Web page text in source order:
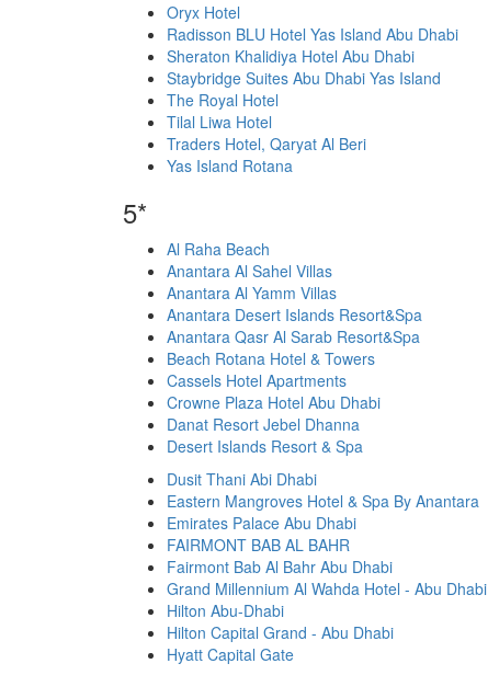
Oryx Hotel
Radisson BLU Hotel Yas Island Abu Dhabi
Sheraton Khalidiya Hotel Abu Dhabi
Staybridge Suites Abu Dhabi Yas Island
The Royal Hotel
Tilal Liwa Hotel
Traders Hotel, Qaryat Al Beri
Yas Island Rotana
5*
Al Raha Beach
Anantara Al Sahel Villas
Anantara Al Yamm Villas
Anantara Desert Islands Resort&Spa
Anantara Qasr Al Sarab Resort&Spa
Beach Rotana Hotel & Towers
Cassels Hotel Apartments
Crowne Plaza Hotel Abu Dhabi
Danat Resort Jebel Dhanna
Desert Islands Resort & Spa
Dusit Thani Abi Dhabi
Eastern Mangroves Hotel & Spa By Anantara
Emirates Palace Abu Dhabi
FAIRMONT BAB AL BAHR
Fairmont Bab Al Bahr Abu Dhabi
Grand Millennium Al Wahda Hotel - Abu Dhabi
Hilton Abu-Dhabi
Hilton Capital Grand - Abu Dhabi
Hyatt Capital Gate